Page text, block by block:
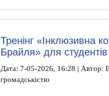
Тренінг «Інклюзивна
Брайля» для
Дата: 7-05-2026, 16:28 | Автор:
громадськістю